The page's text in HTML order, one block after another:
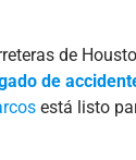
de
de
está listo